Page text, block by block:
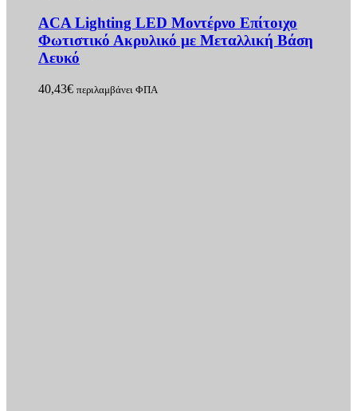
ACA Lighting LED Μοντέρνο Επίτοιχο
Φωτιστικό Ακρυλικό με Μεταλλική Βάση
Λευκό
40,43€ περιλαμβάνει ΦΠΑ